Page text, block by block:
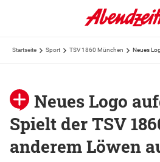
Startseite Sport TSV 1860 München
Neues Logo
Spielt der TSV
anderem Löwen